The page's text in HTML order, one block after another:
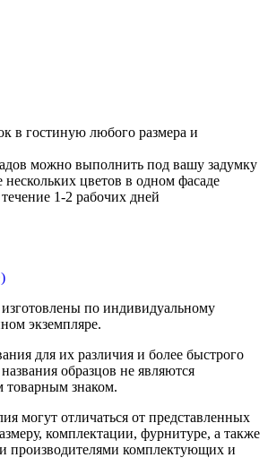
в гостиную любого размера и
можно выполнить под вашу задумку
цветов в одном фасаде
1-2 рабочих дней
по индивидуальному
экземпляре.
для их различия и более быстрого
образцов не являются
товарным знаком.
могут отличаться от представленных
комплектации, фурнитуре, а также
производителями комплектующих и